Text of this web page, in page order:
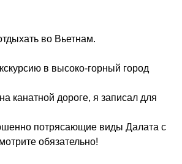
во Вьетнам.
в высоко-горный город
канатной дороге, я записал для
потрясающие виды Далата с
обязательно!